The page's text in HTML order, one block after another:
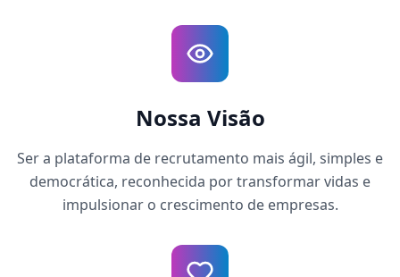
Nossa Visão
Ser a plataforma de recrutamento mais ágil, simples e
democrática, reconhecida por transformar vidas e
impulsionar o crescimento de empresas.